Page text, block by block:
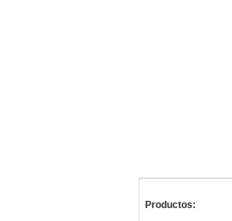
Productos: